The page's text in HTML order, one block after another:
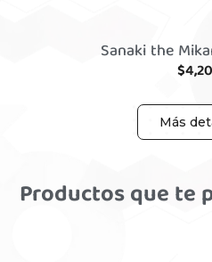
Sanaki the
$
Más
Productos que te